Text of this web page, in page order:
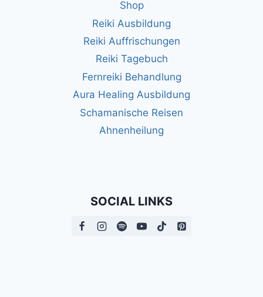
Shop
Reiki Ausbildung
Reiki Auffrischungen
Reiki Tagebuch
Fernreiki Behandlung
Aura Healing Ausbildung
Schamanische Reisen
Ahnenheilung
SOCIAL LINKS